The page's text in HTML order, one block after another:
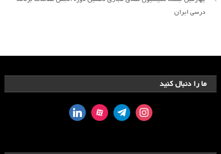
درسی ایران
ما را دنبال کنید
instagram
telegram
aparat
linkedin